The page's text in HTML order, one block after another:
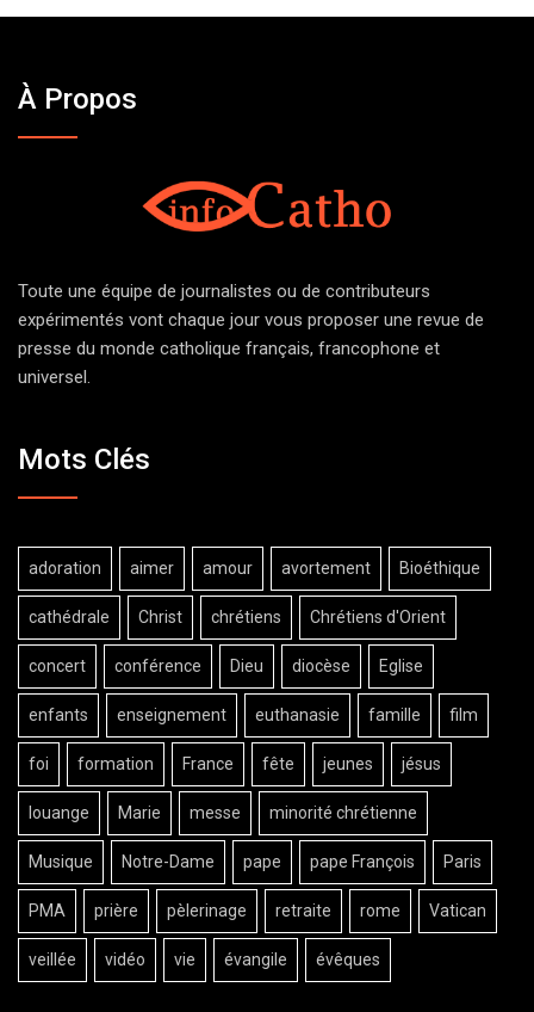
À Propos
Toute une équipe de journalistes ou de contributeurs
expérimentés vont chaque jour vous proposer une revue de
presse du monde catholique français, francophone et
universel.
Mots Clés
adoration aimer amour avortement Bioéthique
cathédrale Christ chrétiens Chrétiens d'Orient
concert conférence Dieu diocèse Eglise
enfants enseignement euthanasie famille film
foi formation France fête jeunes jésus
louange Marie messe minorité chrétienne
Musique Notre-Dame pape pape François Paris
PMA prière pèlerinage retraite rome Vatican
veillée vidéo vie évangile évêques